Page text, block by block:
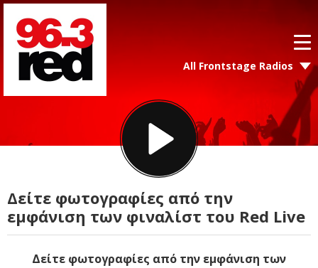
All Frontstage Radios
Δείτε φωτογραφίες από την
εμφάνιση των φιναλίστ του Red Live
Δείτε φωτογραφίες από την εμφάνιση των